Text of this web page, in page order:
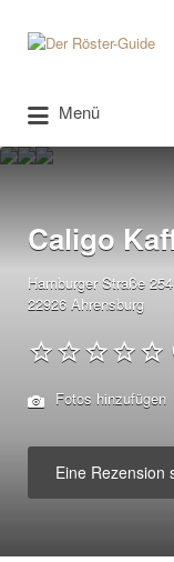
nach:
Menü
Caligo
Hamburger Straße 254
22926 Ahrensburg
Fotos hinzufügen
Eine Rezension